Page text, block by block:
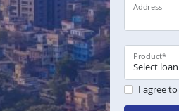
Address
Product*
I agree to